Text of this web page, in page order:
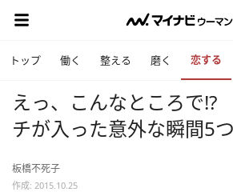
トップ 働く 整える 磨く 恋する
えっ、こんなところで
チが入った意外な瞬間5つ
板橋不死子
作成: 2015.10.25